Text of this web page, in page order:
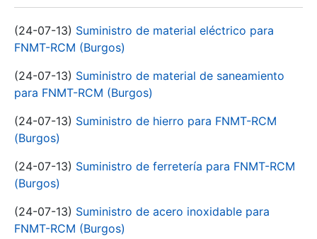
(24-07-13) Suministro de material eléctrico para
FNMT-RCM (Burgos)
(24-07-13) Suministro de material de saneamiento
para FNMT-RCM (Burgos)
(24-07-13) Suministro de hierro para FNMT-RCM
(Burgos)
(24-07-13) Suministro de ferretería para FNMT-RCM
(Burgos)
(24-07-13) Suministro de acero inoxidable para
FNMT-RCM (Burgos)